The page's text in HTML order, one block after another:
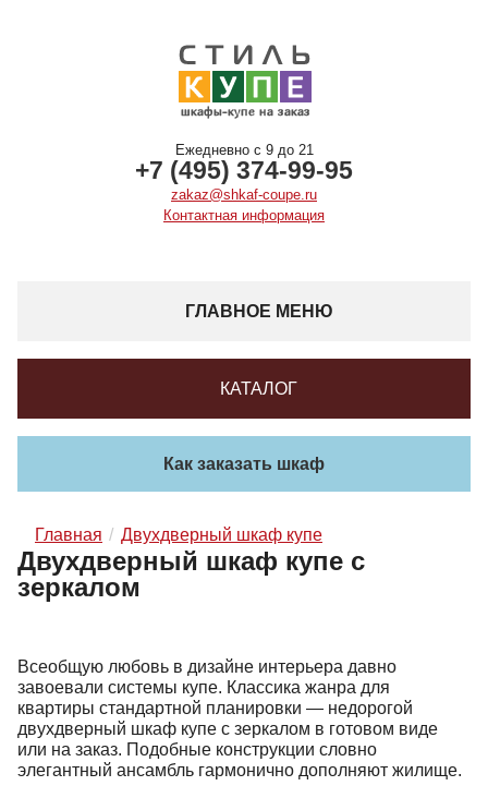
Ежедневно с 9 до 21
+7 (495) 374-99-95
zakaz@shkaf-coupe.ru
Контактная информация
ГЛАВНОЕ МЕНЮ
КАТАЛОГ
Как заказать шкаф
Главная Двухдверный шкаф купе
Двухдверный шкаф купе с
зеркалом
Всеобщую любовь в дизайне интерьера давно
завоевали системы купе. Классика жанра для
квартиры стандартной планировки — недорогой
двухдверный шкаф купе с зеркалом в готовом виде
или на заказ. Подобные конструкции словно
элегантный ансамбль гармонично дополняют жилище.